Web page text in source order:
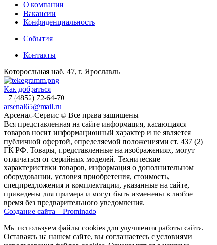
О компании
Вакансии
Конфиденциальность
События
Контакты
Которосльная наб. 47, г. Ярославль
Как добраться
+7 (4852) 72-64-70
arsenal65@mail.ru
Aрсенал-Сервис © Все права защищены
Вся представленная на сайте информация, касающаяся
товаров носит информационный характер и не является
публичной офертой, определяемой положениями ст. 437 (2)
ГК РФ. Товары, представленные на изображениях, могут
отличаться от серийных моделей. Технические
характеристики товаров, информация о дополнительном
оборудовании, условия приобретения, стоимость,
спецпредложения и комплектации, указанные на сайте,
приведены для примера и могут быть изменены в любое
время без предварительного уведомления.
Создание сайта – Prominado
Мы используем файлы cookies для улучшения работы сайта.
Оставаясь на нашем сайте, вы соглашаетесь с условиями